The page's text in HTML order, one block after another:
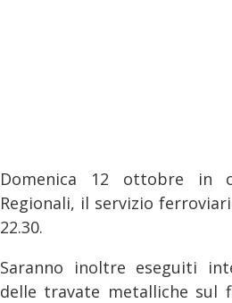
Domenica 12 ottobre in
Regionali, il servizio
22.30.
Saranno inoltre eseguiti
delle travate metalliche sul